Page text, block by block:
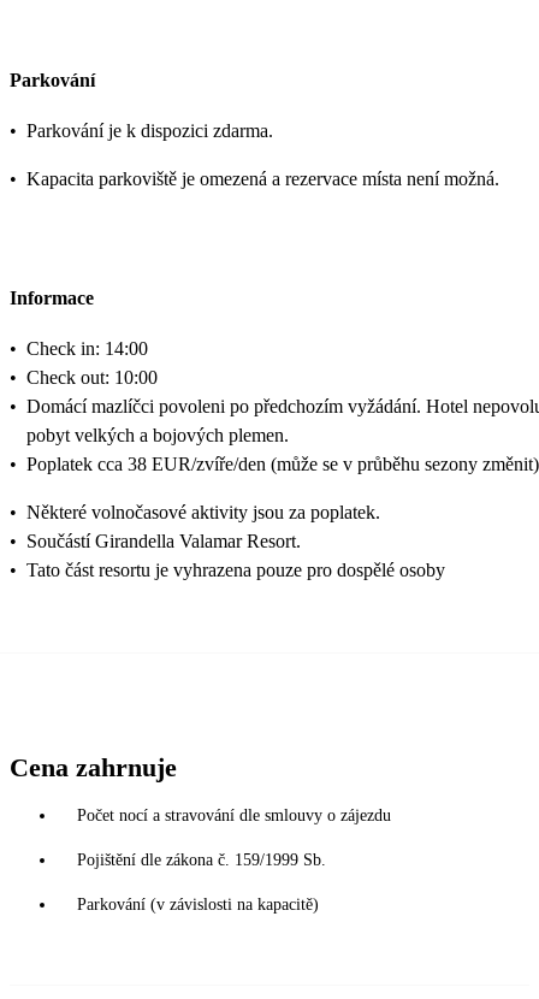
Parkování
• Parkování je k dispozici zdarma.
• Kapacita parkoviště je omezená a rezervace místa není možná.
Informace
• Check in: 14:00
• Check out: 10:00
• Domácí mazlíčci povoleni po předchozím vyžádání. Hotel
pobyt velkých a bojových plemen.
• Poplatek cca 38 EUR/zvíře/den (může se v průběhu sezony změnit)
• Některé volnočasové aktivity jsou za poplatek.
• Součástí Girandella Valamar Resort.
• Tato část resortu je vyhrazena pouze pro dospělé osoby
Cena zahrnuje
Počet nocí a stravování dle smlouvy o zájezdu
Pojištění dle zákona č. 159/1999 Sb.
Parkování (v závislosti na kapacitě)